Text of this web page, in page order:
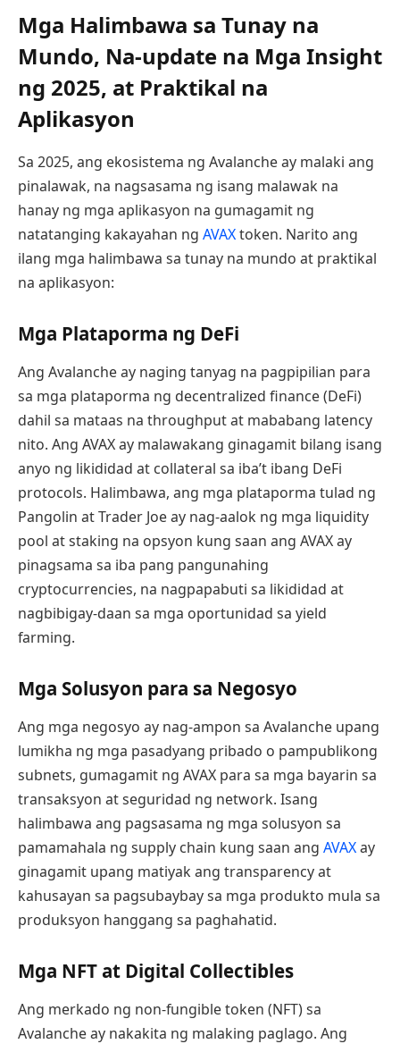
Mga Halimbawa sa Tunay na
Mundo, Na-update na Mga Insight
ng 2025, at Praktikal na
Aplikasyon
Sa 2025, ang ekosistema ng Avalanche ay malaki ang
pinalawak, na nagsasama ng isang malawak na
hanay ng mga aplikasyon na gumagamit ng
natatanging kakayahan ng AVAXtoken. Narito ang
ilang mga halimbawa sa tunay na mundo at praktikal
na aplikasyon:
Mga Plataporma ng DeFi
Ang Avalanche ay naging tanyag na pagpipilian para
sa mga plataporma ng decentralized finance (DeFi)
dahil sa mataas na throughput at mababang latency
nito. Ang AVAX ay malawakang ginagamit bilang isang
anyo ng likididad at collateral sa iba’t ibang DeFi
protocols. Halimbawa, ang mga plataporma tulad ng
Pangolin at Trader Joe ay nag-aalok ng mga liquidity
pool at staking na opsyon kung saan ang AVAX ay
pinagsama sa iba pang pangunahing
cryptocurrencies, na nagpapabuti sa likididad at
nagbibigay-daan sa mga oportunidad sa yield
farming.
Mga Solusyon para sa Negosyo
Ang mga negosyo ay nag-ampon sa Avalanche upang
lumikha ng mga pasadyang pribado o pampublikong
subnets, gumagamit ng AVAX para sa mga bayarin sa
transaksyon at seguridad ng network. Isang
halimbawa ang pagsasama ng mga solusyon sa
pamamahala ng supply chain kung saan ang AVAXay
ginagamit upang matiyak ang transparency at
kahusayan sa pagsubaybay sa mga produkto mula sa
produksyon hanggang sa paghahatid.
Mga NFT at Digital Collectibles
Ang merkado ng non-fungible token (NFT) sa
Avalanche ay nakakita ng malaking paglago. Ang